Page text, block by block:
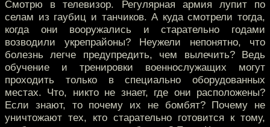
Смотрю в телевизор. Регулярная армия лупит по
селам из гаубиц и танчиков. А куда смотрели тогда,
когда они вооружались и старательно годами
возводили укрепрайоны? Неужели непонятно, что
болезнь легче предупредить, чем вылечить? Ведь
обучение и тренировки военнослужащих могут
проходить только в специально оборудованных
местах. Что, никто не знает, где они расположены?
Если знают, то почему их не бомбят? Почему не
уничтожают тех, кто старательно готовится к тому,